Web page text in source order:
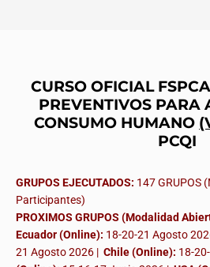
CURSO OFICIAL
PREVENTIVOS PARA
CONSUMO HUMANO
PCQI
GRUPOS EJECUTADOS: 147 GRUPOS
Participantes)
PROXIMOS GRUPOS (Modalidad
Ecuador (Online): 18-20-21 Agosto
21 Agosto 2026 | Chile (Online): 18-